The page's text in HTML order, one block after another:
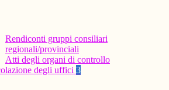
Rendiconti gruppi consiliari
regionali/provinciali
Atti degli organi di controllo
degli uffici 3